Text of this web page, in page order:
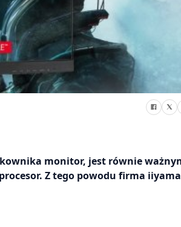
monitor, jest równie
Z tego powodu firma iiyama